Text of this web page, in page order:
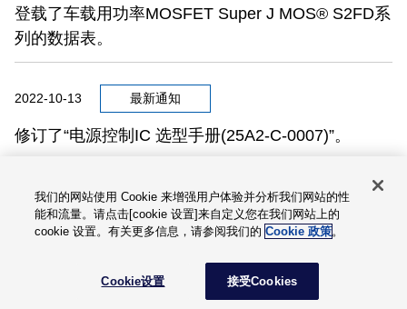
登载了车载用功率MOSFET Super J MOS® S2FD系
列的数据表。
2022-10-13 最新通知
修订了“电源控制IC 选型手册(25A2-C-0007)”。
2022-10-05 最新通知
登载了视频内容中第7代X系列IGBT模块的介绍。
我们的网站使用 Cookie 来增强用户体验并分析我们网站的性
能和流量。请点击[cookie 设置]来自定义您在我们网站上的
cookie 设置。有关更多信息，请参阅我们的Cookie 政策。
Cookie设置 接受Cookies